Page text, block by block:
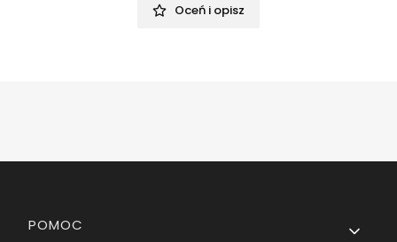
Oceń i opisz
Linki w stopce
POMOC